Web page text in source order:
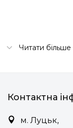
Читати більше
Контактна
м. Луцьк,